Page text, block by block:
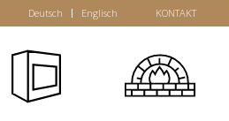
Deutsch Englisch KONTAKT